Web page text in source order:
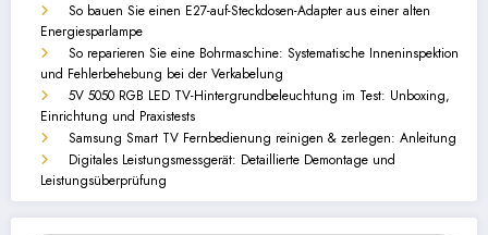
So bauen Sie einen E27-auf-Steckdosen-Adapter aus einer alten
Energiesparlampe
So reparieren Sie eine Bohrmaschine: Systematische Inneninspektion
und Fehlerbehebung bei der Verkabelung
5V 5050 RGB LED TV-Hintergrundbeleuchtung im Test: Unboxing,
Einrichtung und Praxistests
Samsung Smart TV Fernbedienung reinigen & zerlegen: Anleitung
Digitales Leistungsmessgerät: Detaillierte Demontage und
Leistungsüberprüfung